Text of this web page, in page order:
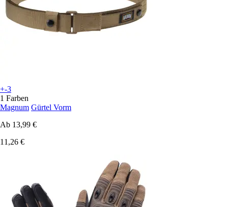
+-3
1 Farben
Magnum Gürtel Vorm
Ab 13,99 €
11,26 €